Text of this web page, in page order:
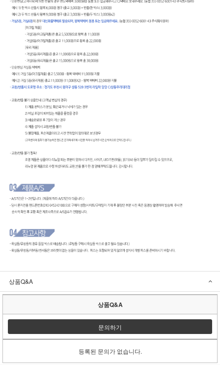
상품Q&A
상품Q&A
문의하기
등록된 문의가 없습니다.